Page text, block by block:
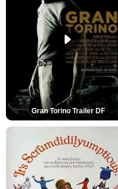
Gran Torino Trailer DF